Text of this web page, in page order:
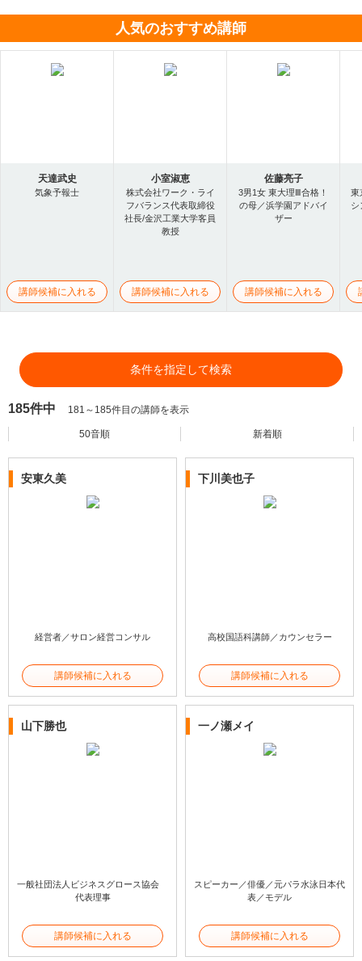
人気のおすすめ講師
天達武史
気象予報士
講師候補に入れる
小室淑恵
株式会社ワーク・ライ
フバランス代表取締役
社長/金沢工業大学客員
教授
講師候補に入れる
佐藤亮子
3男1女 東大理Ⅲ合格！
の母／浜学園アドバイ
ザー
講師候補に入れる
東
シ
条件を指定して検索
185件中 181～185件目の講師を表示
50音順 新着順
安東久美
経営者／サロン経営コンサル
講師候補に入れる
下川美也子
高校国語科講師／カウンセラー
講師候補に入れる
山下勝也
一般社団法人ビジネスグロース協会
代表理事
講師候補に入れる
一ノ瀬メイ
スピーカー／俳優／元パラ水泳日本代
表／モデル
講師候補に入れる